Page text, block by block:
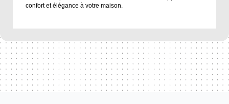
confort et élégance à votre maison.